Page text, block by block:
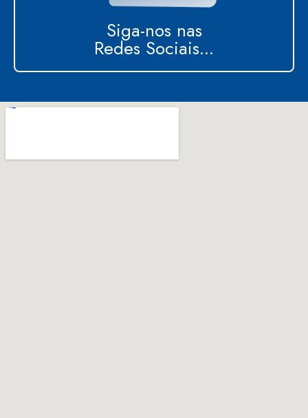
Siga-nos nas
Redes Sociais...